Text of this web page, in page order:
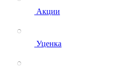
Акции
Уценка